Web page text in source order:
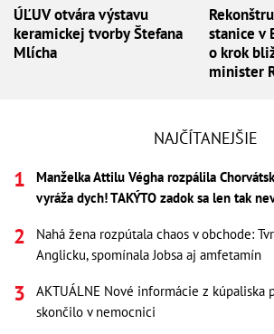
ÚĽUV otvára výstavu
keramickej tvorby Štefana
Mlícha
stanice v
o krok
minister
NAJČÍTANEJŠIE
Manželka Attilu Végha rozpálila
vyráža dych! TAKÝTO zadok sa len tak
Nahá žena rozpútala chaos v obchode:
Anglicku, spomínala Jobsa aj amfetamín
AKTUÁLNE Nové informácie z kúpaliska
skončilo v nemocnici